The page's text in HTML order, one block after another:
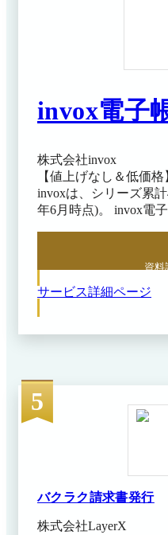
invox電子
株式会社invox
【値上げなし＆低価
invoxは、シリーズ累
年6月時点)。 invox電
係書類と電子取引情
取引先を自動でデー
7月28日閲覧）
サービス詳細ページ
資料
5
バクラク請求書発行
株式会社LayerX